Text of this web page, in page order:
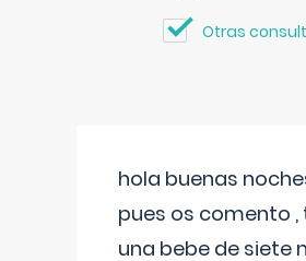
Otras
hola buenas
pues os comento ,
una bebe de siete